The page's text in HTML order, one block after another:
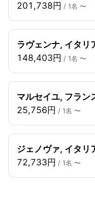
201,738円 / 1名 〜
ラヴェンナ, イタリ
148,403円 / 1名 〜
マルセイユ, フラン
25,756円 / 1名 〜
ジェノヴァ, イタリ
72,733円 / 1名 〜